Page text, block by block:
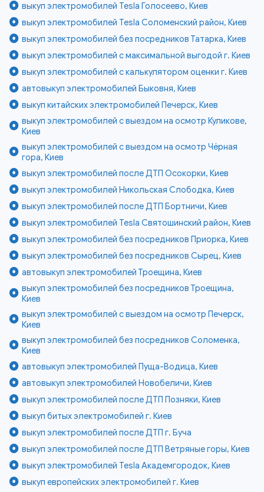
выкуп электромобилей Tesla Голосеево, Киев
выкуп электромобилей Tesla Соломенский район, Киев
выкуп электромобилей без посредников Татарка, Киев
выкуп электромобилей с максимальной выгодой г. Киев
выкуп электромобилей с калькулятором оценки г. Киев
автовыкуп электромобилей Быковня, Киев
выкуп китайских электромобилей Печерск, Киев
выкуп электромобилей с выездом на осмотр Куликове,
Киев
выкуп электромобилей с выездом на осмотр Чёрная
гора, Киев
выкуп электромобилей после ДТП Осокорки, Киев
выкуп электромобилей Никольская Слободка, Киев
выкуп электромобилей после ДТП Бортничи, Киев
выкуп электромобилей Tesla Святошинский район, Киев
выкуп электромобилей без посредников Приорка, Киев
выкуп электромобилей без посредников Сырец, Киев
автовыкуп электромобилей Троещина, Киев
выкуп электромобилей без посредников Троещина,
Киев
выкуп электромобилей с выездом на осмотр Печерск,
Киев
выкуп электромобилей без посредников Соломенка,
Киев
автовыкуп электромобилей Пуща-Водица, Киев
автовыкуп электромобилей Новобеличи, Киев
выкуп электромобилей после ДТП Позняки, Киев
выкуп битых электромобилей г. Киев
выкуп электромобилей после ДТП г. Буча
выкуп электромобилей после ДТП Ветряные горы, Киев
выкуп электромобилей Tesla Академгородок, Киев
выкуп европейских электромобилей г. Киев